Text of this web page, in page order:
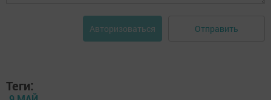
Авторизоваться Отправить
Теги: